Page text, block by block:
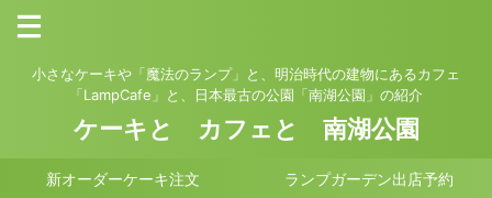
小さなケーキや「魔法のランプ」と、明治時代の建物にあるカフェ
「LampCafe」と、日本最古の公園「南湖公園」の紹介
ケーキと カフェと 南湖公園
新オーダーケーキ注文 ランプガーデン出店予約